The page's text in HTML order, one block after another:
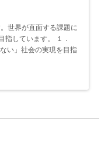
世界が直面する課題に
指しています。 １．
い」社会の実現を目指